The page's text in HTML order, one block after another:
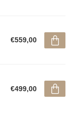
€559,00
€499,00